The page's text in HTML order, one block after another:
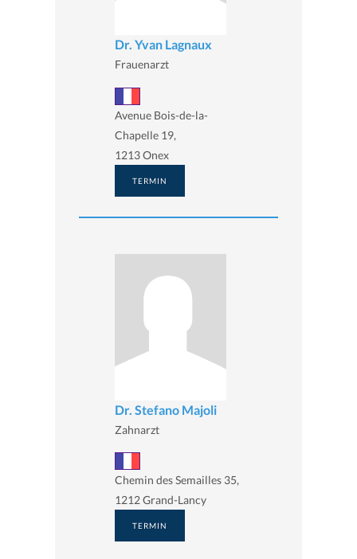
Dr. Yvan Lagnaux
Frauenarzt
Avenue Bois-de-la-
Chapelle 19,
1213 Onex
TERMIN
Dr. Stefano Majoli
Zahnarzt
Chemin des Semailles 35,
1212 Grand-Lancy
TERMIN